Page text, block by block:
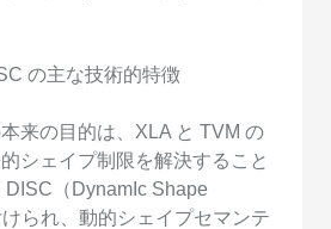
の主な技術的特徴
来の目的は、XLA と TVM の
シェイプ制限を解決すること
DISC（DynamIc Shape
られ、動的シェイプセマンテ